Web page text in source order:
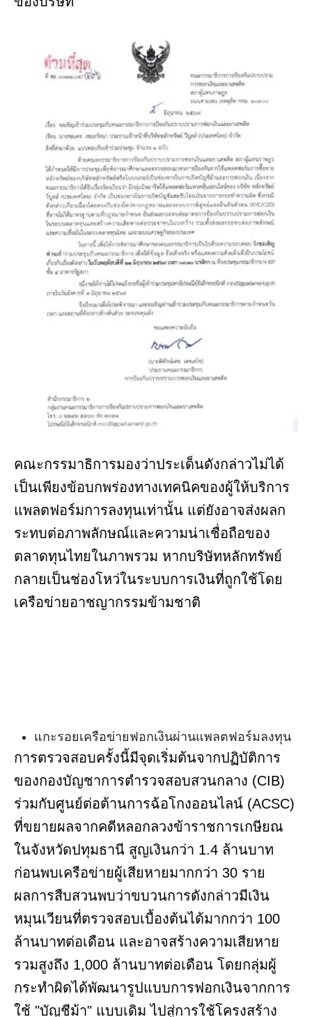
คณะกรรมาธิการมองว่าประเด็นดังกล่าวไม่ได้
เป็นเพียงข้อบกพร่องทางเทคนิคของผู้ให้บริการ
แพลตฟอร์มการลงทุนเท่านั้น แต่ยังอาจส่งผลก
ระทบต่อภาพลักษณ์และความน่าเชื่อถือของ
ตลาดทุนไทยในภาพรวม หากบริษัทหลักทรัพย์
กลายเป็นช่องโหว่ในระบบการเงินที่ถูกใช้โดย
เครือข่ายอาชญากรรมข้ามชาติ
แกะรอยเครือข่ายฟอกเงินผ่านแพลตฟอร์มลงทุน
การตรวจสอบครั้งนี้มีจุดเริ่มต้นจากปฏิบัติการ
ของกองบัญชาการตำรวจสอบสวนกลาง (CIB)
ร่วมกับศูนย์ต่อต้านการฉ้อโกงออนไลน์ (ACSC)
ที่ขยายผลจากคดีหลอกลวงข้าราชการเกษียณ
ในจังหวัดปทุมธานี สูญเงินกว่า 1.4 ล้านบาท
ก่อนพบเครือข่ายผู้เสียหายมากกว่า 30 ราย
ผลการสืบสวนพบว่าขบวนการดังกล่าวมีเงิน
หมุนเวียนที่ตรวจสอบเบื้องต้นได้มากกว่า 100
ล้านบาทต่อเดือน และอาจสร้างความเสียหาย
รวมสูงถึง 1,000 ล้านบาทต่อเดือน โดยกลุ่มผู้
กระทำผิดได้พัฒนารูปแบบการฟอกเงินจากการ
ใช้ "บัญชีม้า" แบบเดิม ไปสู่การใช้โครงสร้าง